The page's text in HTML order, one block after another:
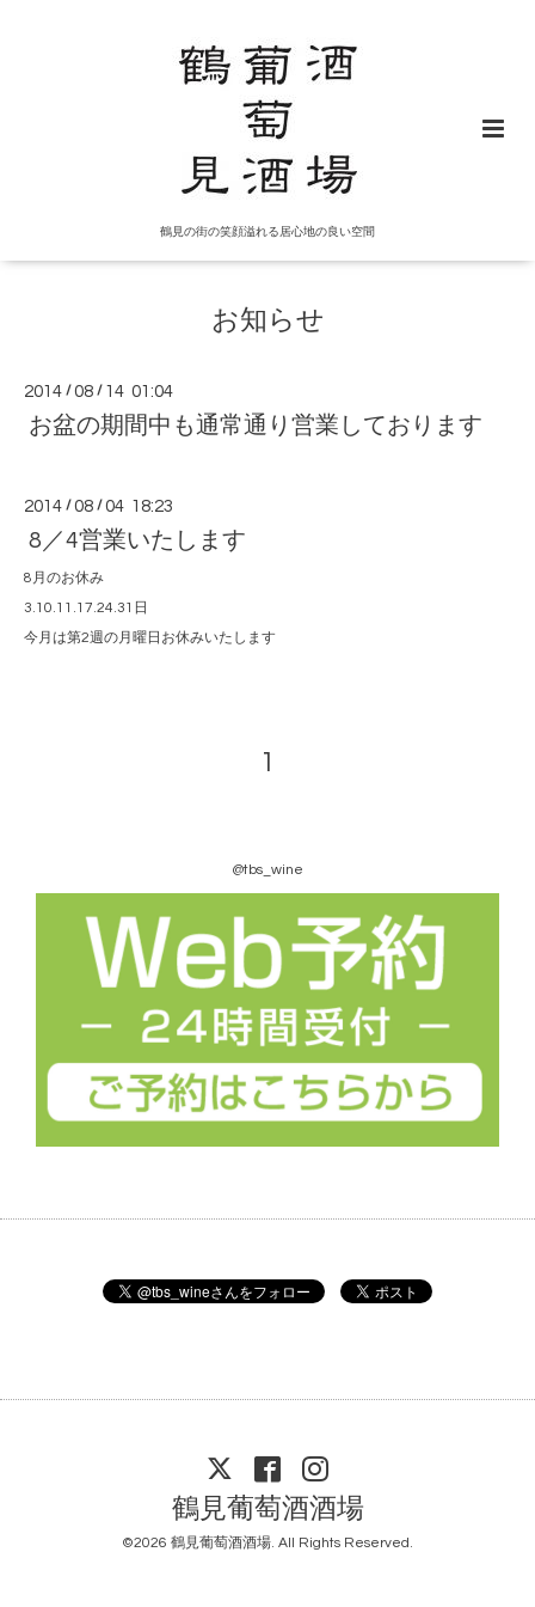
鶴見の街の笑顔溢れる居心地の良い空間
お知らせ
2014 /08 / 14 01:04
お盆の期間中も通常通り営業しております
2014 /08 /04 18:23
8／4営業いたします
8月のお休み
3.10.11.17.24.31日
今月は第2週の月曜日お休みいたします
1
@tbs_wine
鶴見葡萄酒酒場
©2026 鶴見葡萄酒酒場. All Rights Reserved.